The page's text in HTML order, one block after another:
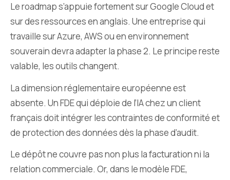
Le roadmap s’appuie fortement sur Google Cloud et
sur des ressources en anglais. Une entreprise qui
travaille sur Azure, AWS ou en environnement
souverain devra adapter la phase 2. Le principe reste
valable, les outils changent.
La dimension réglementaire européenne est
absente. Un FDE qui déploie de l’IA chez un client
français doit intégrer les contraintes de conformité et
de protection des données dès la phase d’audit.
Le dépôt ne couvre pas non plus la facturation ni la
relation commerciale. Or, dans le modèle FDE,